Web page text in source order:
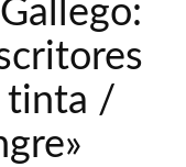
tinta /